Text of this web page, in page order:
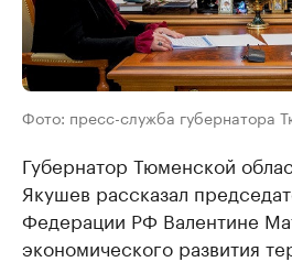
Фото: пресс-служба губернатора
Губернатор Тюменской
Якушев рассказал
Федерации РФ Валентине
экономического развития